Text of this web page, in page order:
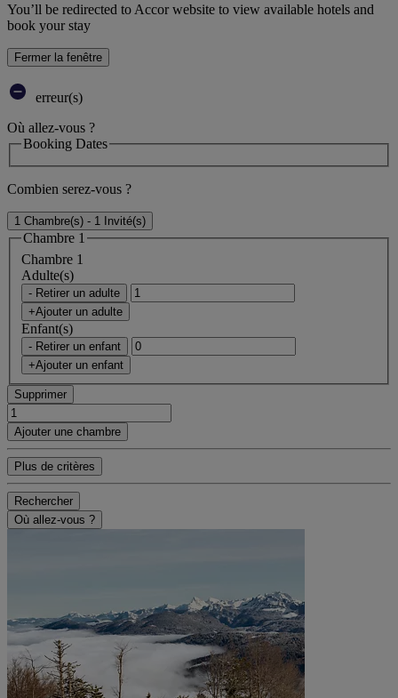
You’ll be redirected to Accor website to view available hotels and
book your stay
Fermer la fenêtre
erreur(s)
Où allez-vous ?
Booking Dates
Combien serez-vous ?
1 Chambre(s) - 1 Invité(s)
Chambre 1
Chambre 1
Adulte(s)
- Retirer un adulte
+Ajouter un adulte
Enfant(s)
- Retirer un enfant
+Ajouter un enfant
Supprimer
Ajouter une chambre
Plus de critères
Rechercher
Où allez-vous ?